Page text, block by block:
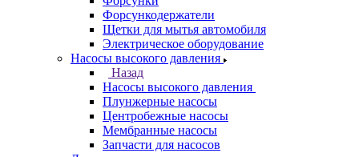
Форсункодержатели
Щетки для мытья автомобиля
Электрическое оборудование
Насосы высокого давления
Назад
Насосы высокого давления
Плунжерные насосы
Центробежные насосы
Мембранные насосы
Запчасти для насосов